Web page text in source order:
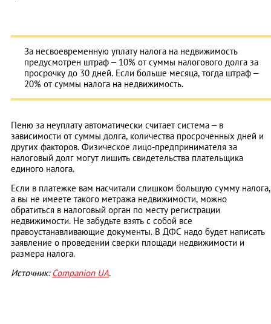
За несвоевременную уплату налога на недвижимость
предусмотрен штраф – 10% от суммы налогового долга за
просрочку до 30 дней. Если больше месяца, тогда штраф –
20% от суммы налога на недвижимость.
Пеню за неуплату автоматически считает система – в
зависимости от суммы долга, количества просроченных дней и
других факторов. Физическое лицо-предпринимателя за
налоговый долг могут лишить свидетельства плательщика
единого налога.
Если в платежке вам насчитали слишком большую сумму налога,
а вы не имеете такого метража недвижимости, можно
обратиться в налоговый орган по месту регистрации
недвижимости. Не забудьте взять с собой все
правоустанавливающие документы. В ДФС надо будет написать
заявление о проведении сверки площади недвижимости и
размера налога.
Источник: Companion UA.